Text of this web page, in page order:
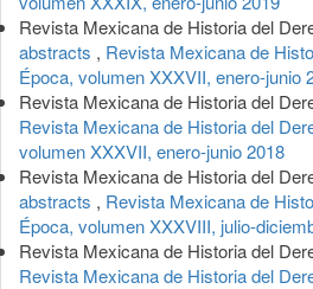
Revista Mexicana de Historia del
abstracts , Revista Mexicana de
Época, volumen XXXVII, enero-junio
Revista Mexicana de Historia del
Revista Mexicana de Historia del
volumen XXXVII, enero-junio 2018
Revista Mexicana de Historia del
abstracts , Revista Mexicana de
Época, volumen XXXVIII, julio-
Revista Mexicana de Historia del
Revista Mexicana de Historia del